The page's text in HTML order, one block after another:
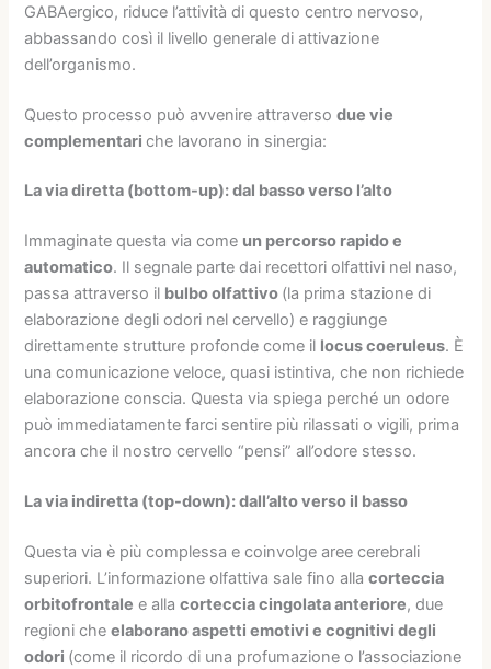
GABAergico, riduce l’attività di questo centro nervoso,
abbassando così il livello generale di attivazione
dell’organismo.
Questo processo può avvenire attraversodue vie
complementariche lavorano in sinergia:
La via diretta (bottom-up): dal basso verso l’alto
Immaginate questa via come un percorso rapido e
automatico. Il segnale parte dai recettori olfattivi nel naso,
passa attraverso il bulbo olfattivo (la prima stazione di
elaborazione degli odori nel cervello) e raggiunge
direttamente strutture profonde come il locus coeruleus. È
una comunicazione veloce, quasi istintiva, che non richiede
elaborazione conscia. Questa via spiega perché un odore
può immediatamente farci sentire più rilassati o vigili, prima
ancora che il nostro cervello “pensi” all’odore stesso.
La via indiretta (top-down): dall’alto verso il basso
Questa via è più complessa e coinvolge aree cerebrali
superiori. L’informazione olfattiva sale fino allacorteccia
orbitofrontale e allacorteccia cingolata anteriore, due
regioni cheelaborano aspetti emotivi e cognitivi degli
odori (come il ricordo di una profumazione o l’associazione